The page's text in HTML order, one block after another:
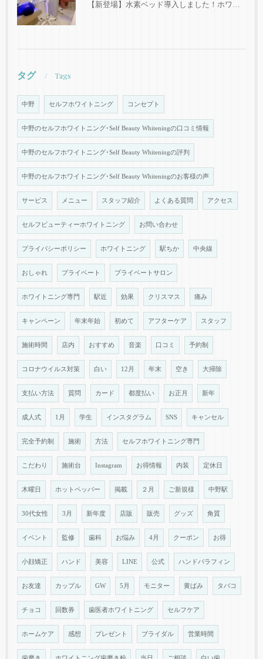
【新登場】水素ベッド導入しました！ホワイトニングと同時施術で内側からもキレイに✨
タグ Tags
中野 セルフホワイトニング コンセプト
中野のセルフホワイトニング･Self Beauty Whiteningの口コミ情報
中野のセルフホワイトニング･Self Beauty Whiteningの評判
中野のセルフホワイトニング･Self Beauty Whiteningのお客様の声
サービス メニュー スタッフ紹介 よくある質問 アクセス
セルフビューティーホワイトニング お問い合わせ
プライバシーポリシー ホワイトニング 駅ちか 中央線
おしゃれ プライベート プライベートサロン
ホワイトニング専門 駅近 効果 クリスマス 痛み
キャンペーン 年末年始 初めて アフターケア スタッフ
施術時間 店内 おすすめ 音楽 口コミ 予約制
コロナウイルス対策 白い 12月 年末 空き 大掃除
支払い方法 質問 カード 都度払い お正月 新年
成人式 1月 学生 インスタグラム SNS キャンセル
完全予約制 施術 方法 セルフホワイトニング専門
こだわり 施術台 Instagram お得情報 内装 定休日
木曜日 ホットペッパー 掲載 ２月 ご新規様 中野駅
30代女性 3月 新年度 店販 販売 グッズ 角質
イベント 監修 歯科 お悩み 4月 クーポン お得
小顔矯正 ハンド 美容 LINE 公式 ハンドパラフィン
お友達 カップル GW 5月 モニター 黄ばみ タバコ
チョコ 回数券 歯医者ホワイトニング セルフケア
ホームケア 感想 プレゼント ブライダル 営業時間